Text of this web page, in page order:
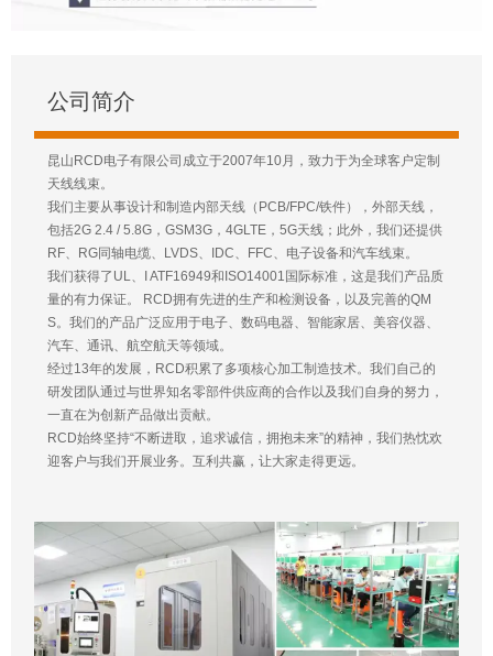
公司简介
昆山RCD电子有限公司成立于2007年10月，致力于为全球客户定制
天线线束。
我们主要从事设计和制造内部天线（PCB/FPC/铁件），外部天线，
包括2G 2.4 / 5.8G，GSM3G，4GLTE，5G天线；此外，我们还提供
RF、RG同轴电缆、LVDS、IDC、FFC、电子设备和汽车线束。
我们获得了UL、I ATF16949和ISO14001国际标准，这是我们产品质
量的有力保证。 RCD拥有先进的生产和检测设备，以及完善的QM
S。我们的产品广泛应用于电子、数码电器、智能家居、美容仪器、
汽车、通讯、航空航天等领域。
经过13年的发展，RCD积累了多项核心加工制造技术。我们自己的
研发团队通过与世界知名零部件供应商的合作以及我们自身的努力，
一直在为创新产品做出贡献。
RCD始终坚持“不断进取，追求诚信，拥抱未来”的精神，我们热忱欢
迎客户与我们开展业务。互利共赢，让大家走得更远。